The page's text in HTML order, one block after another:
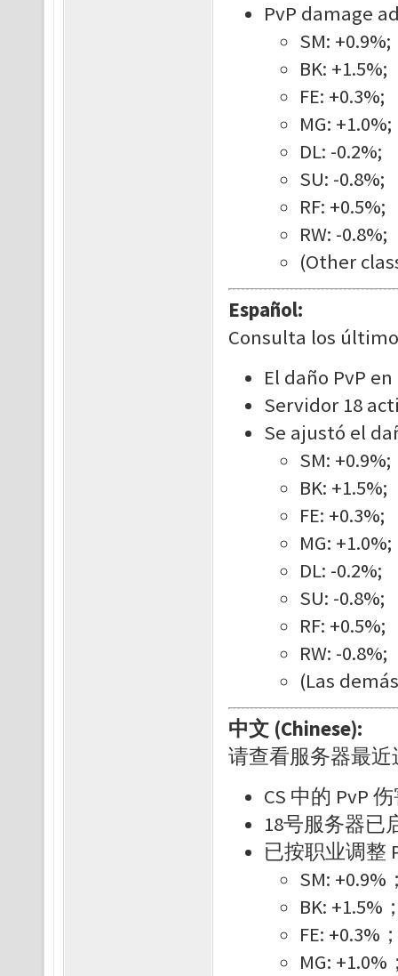
PvP damage
SM: +0.9%;
BK: +1.5%;
FE: +0.3%;
MG: +1.0%;
DL: -0.2%;
SU: -0.8%;
RF: +0.5%;
RW: -0.8%;
(Other
Español:
Consulta los
El daño PvP
Servidor 18
Se ajustó el
SM: +0.9%;
BK: +1.5%;
FE: +0.3%;
MG: +1.0%;
DL: -0.2%;
SU: -0.8%;
RF: +0.5%;
RW: -0.8%;
(Las
中文 (Chinese):
请查看服务器最
CS 中的 PvP
18号服务器已
已按职业调整
SM: +0.9%
BK: +1.5%
FE: +0.3%
MG: +1.0%